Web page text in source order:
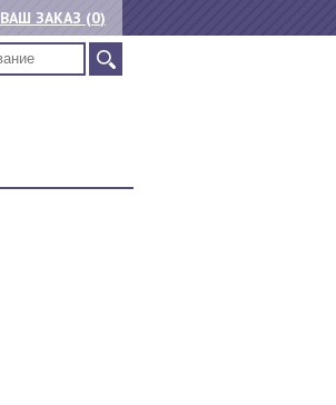
ВАШ ЗАКАЗ (0)